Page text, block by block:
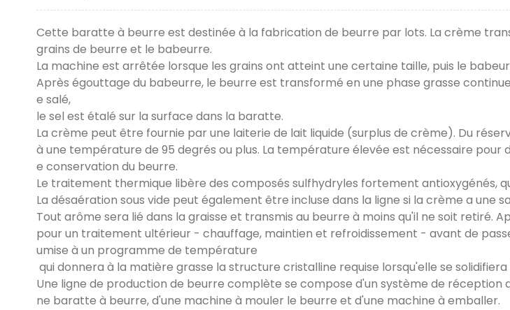
Cette baratte à beurre est destinée à la fabrication de beurre par lots. La crème
grains de beurre et le babeurre.
La machine est arrêtée lorsque les grains ont atteint une certaine taille, puis le
Après égouttage du babeurre, le beurre est transformé en une phase grasse
e salé,
le sel est étalé sur la surface dans la baratte.
La crème peut être fournie par une laiterie de lait liquide (surplus de crème). Du
à une température de 95 degrés ou plus. La température élevée est nécessaire
e conservation du beurre.
Le traitement thermique libère des composés sulfhydryles fortement antioxygénés,
La désaération sous vide peut également être incluse dans la ligne si la crème a une
Tout arôme sera lié dans la graisse et transmis au beurre à moins qu'il ne soit retiré.
pour un traitement ultérieur - chauffage, maintien et refroidissement - avant de
umise à un programme de température
qui donnera à la matière grasse la structure cristalline requise lorsqu'elle se
Une ligne de production de beurre complète se compose d'un système de
ne baratte à beurre, d'une machine à mouler le beurre et d'une machine à emballer.